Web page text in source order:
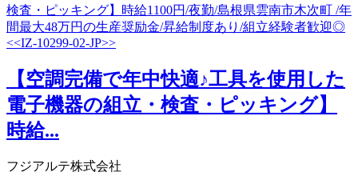
【空調完備で年中快適♪工具を使用した
電子機器の組立・検査・ピッキング】
時給...
フジアルテ株式会社